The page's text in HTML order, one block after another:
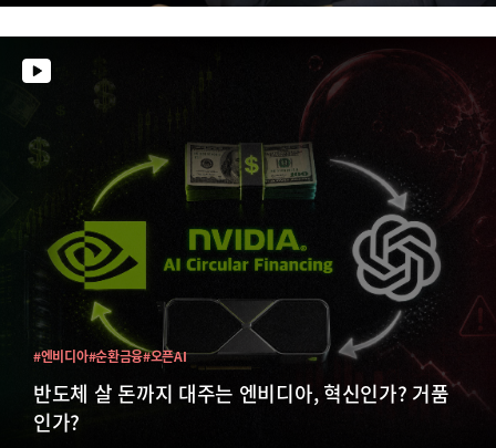
반도체 살 돈까지 대주는 엔비디아, 혁신인가? 거품
인가?
#엔비디아#순환금융#오픈AI